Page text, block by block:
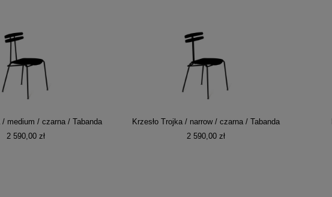
/ medium / czarna / Tabanda
2 590,00 zł
Krzesło Trojka / narrow / czarna / Tabanda
2 590,00 zł